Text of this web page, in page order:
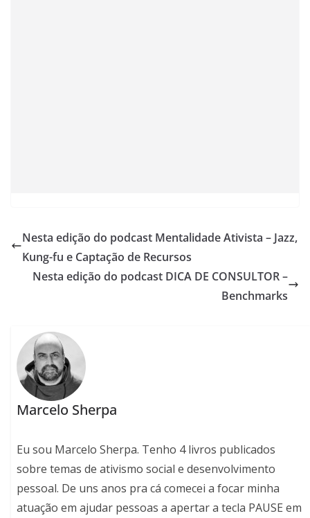
Nesta edição do podcast Mentalidade Ativista – Jazz,
Kung-fu e Captação de Recursos
Nesta edição do podcast DICA DE CONSULTOR –
Benchmarks
Marcelo Sherpa
Eu sou Marcelo Sherpa. Tenho 4 livros publicados
sobre temas de ativismo social e desenvolvimento
pessoal. De uns anos pra cá comecei a focar minha
atuação em ajudar pessoas a apertar a tecla PAUSE em